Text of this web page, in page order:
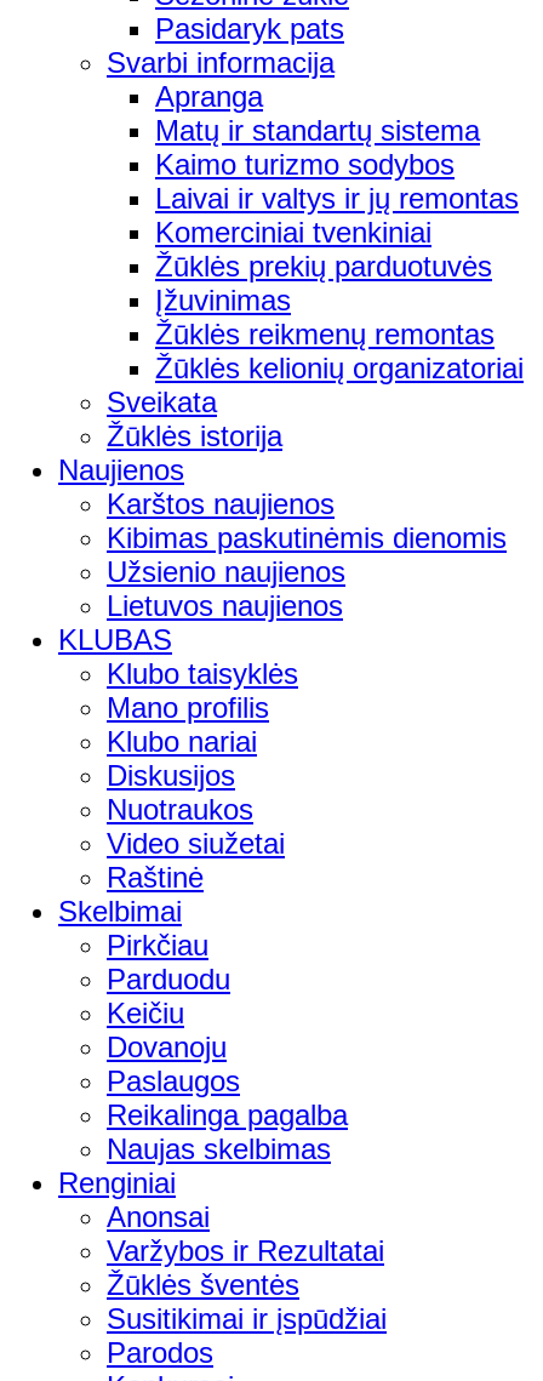
Pasidaryk pats
Svarbi informacija
Apranga
Matų ir standartų sistema
Kaimo turizmo sodybos
Laivai ir valtys ir jų remontas
Komerciniai tvenkiniai
Žūklės prekių parduotuvės
Įžuvinimas
Žūklės reikmenų remontas
Žūklės kelionių organizatoriai
Sveikata
Žūklės istorija
Naujienos
Karštos naujienos
Kibimas paskutinėmis dienomis
Užsienio naujienos
Lietuvos naujienos
KLUBAS
Klubo taisyklės
Mano profilis
Klubo nariai
Diskusijos
Nuotraukos
Video siužetai
Raštinė
Skelbimai
Pirkčiau
Parduodu
Keičiu
Dovanoju
Paslaugos
Reikalinga pagalba
Naujas skelbimas
Renginiai
Anonsai
Varžybos ir Rezultatai
Žūklės šventės
Susitikimai ir įspūdžiai
Parodos